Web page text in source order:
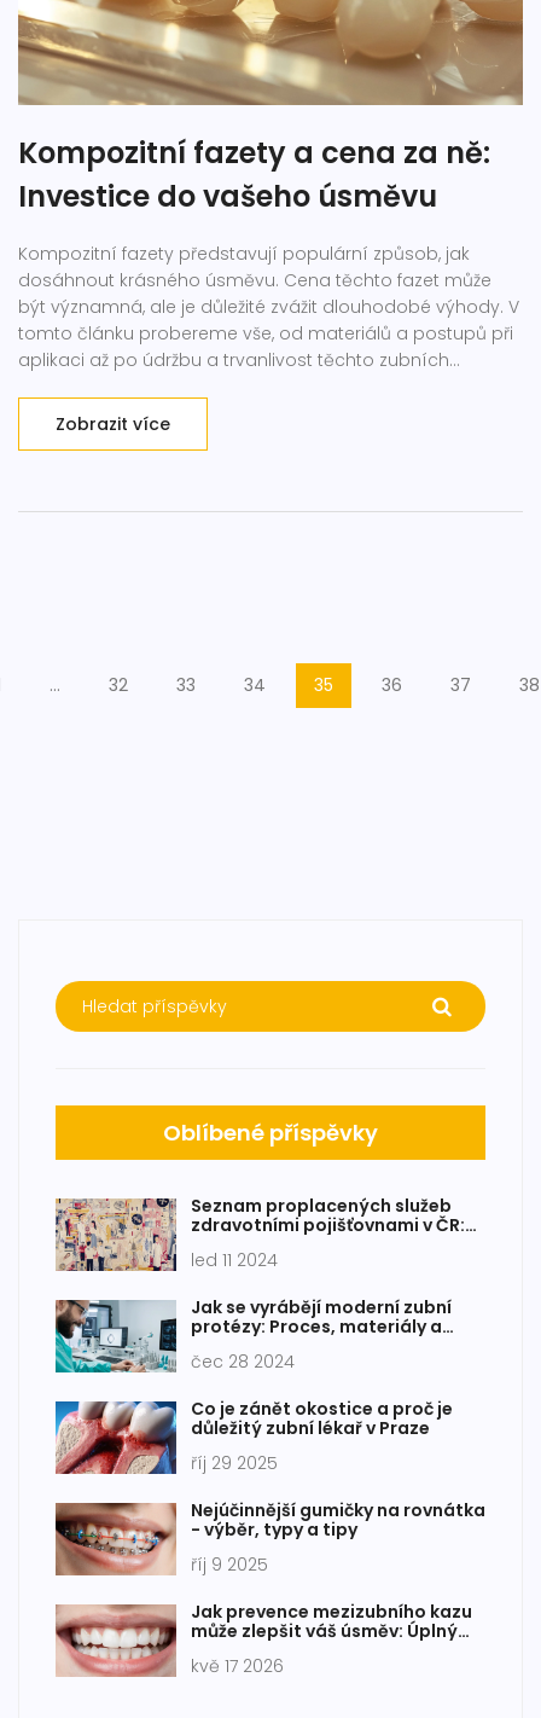
Kompozitní fazety a cena za ně:
Investice do vašeho úsměvu
Kompozitní fazety představují populární způsob, jak
dosáhnout krásného úsměvu. Cena těchto fazet může
být významná, ale je důležité zvážit dlouhodobé výhody. V
tomto článku probereme vše, od materiálů a postupů při
aplikaci až po údržbu a trvanlivost těchto zubních
kompozitní fazety ušetřit, aniž byste obětovali kvalitu.
Zobrazit více
… 32 33 34 35 36 37 38
Oblíbené příspěvky
Seznam proplacených služeb
zdravotními pojišťovnami v ČR:
led 11 2024
Jak se vyrábějí moderní zubní
protézy: Proces, materiály a
čec 28 2024
Co je zánět okostice a proč je
důležitý zubní lékař v Praze
říj 29 2025
Nejúčinnější gumičky na rovnátka
- výběr, typy a tipy
říj 9 2025
Jak prevence mezizubního kazu
může zlepšit váš úsměv: Úplný
kvě 17 2026